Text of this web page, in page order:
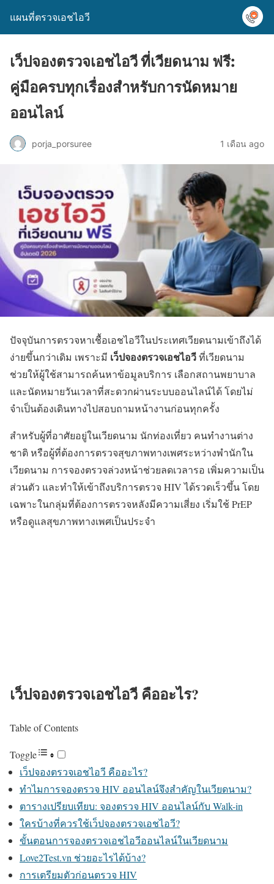
แผนที่ตรวจเอชไอวี
เว็ปจองตรวจเอชไอวี ที่เวียดนาม ฟรี:
คู่มือครบทุกเรื่องสำหรับการนัดหมาย
ออนไลน์
porja_porsuree 1 เดือน ago
ปัจจุบันการตรวจหาเชื้อเอชไอวีในประเทศเวียดนามเข้าถึงได้
ง่ายขึ้นกว่าเดิม เพราะมี เว็ปจองตรวจเอชไอวีที่เวียดนาม
ช่วยให้ผู้ใช้สามารถค้นหาข้อมูลบริการ เลือกสถานพยาบาล
และนัดหมายวันเวลาที่สะดวกผ่านระบบออนไลน์ได้ โดยไม่
จำเป็นต้องเดินทางไปสอบถามหน้างานก่อนทุกครั้ง
สำหรับผู้ที่อาศัยอยู่ในเวียดนาม นักท่องเที่ยว คนทำงานต่าง
ชาติ หรือผู้ที่ต้องการตรวจสุขภาพทางเพศระหว่างพำนักใน
เวียดนาม การจองตรวจล่วงหน้าช่วยลดเวลารอ เพิ่มความเป็น
ส่วนตัว และทำให้เข้าถึงบริการตรวจ HIV ได้รวดเร็วขึ้น โดย
เฉพาะในกลุ่มที่ต้องการตรวจหลังมีความเสี่ยง เริ่มใช้ PrEP
หรือดูแลสุขภาพทางเพศเป็นประจำ
เว็ปจองตรวจเอชไอวี คืออะไร?
Table of Contents
Toggle
เว็ปจองตรวจเอชไอวี คืออะไร?
ทำไมการจองตรวจ HIV ออนไลน์จึงสำคัญในเวียดนาม?
ตารางเปรียบเทียบ: จองตรวจ HIV ออนไลน์กับ Walk-in
ใครบ้างที่ควรใช้เว็ปจองตรวจเอชไอวี?
ขั้นตอนการจองตรวจเอชไอวีออนไลน์ในเวียดนาม
Love2Test.vn ช่วยอะไรได้บ้าง?
การเตรียมตัวก่อนตรวจ HIV